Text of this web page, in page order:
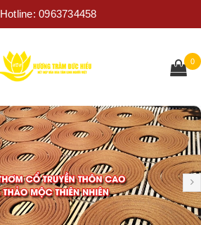
Hotline:0963734458
0